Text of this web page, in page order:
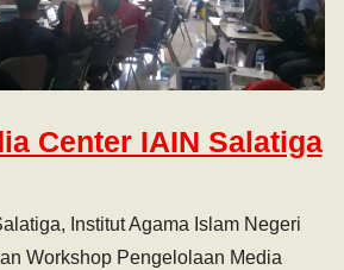
Center IAIN Salatiga
Institut Agama Islam Negeri
Workshop Pengelolaan Media